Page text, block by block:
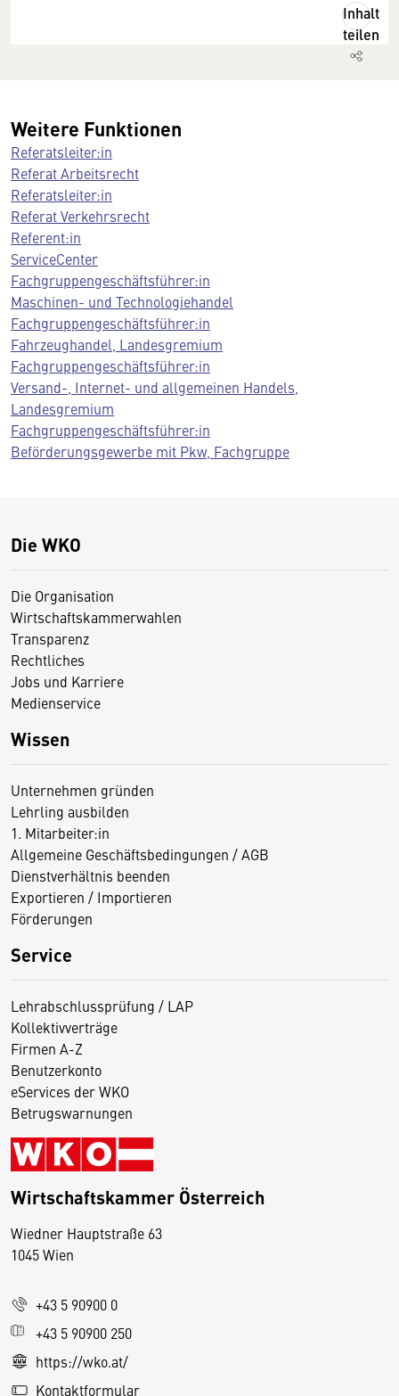
Inhalt
teilen
Weitere Funktionen
Referatsleiter:in
Referat Arbeitsrecht
Referatsleiter:in
Referat Verkehrsrecht
Referent:in
ServiceCenter
Fachgruppengeschäftsführer:in
Maschinen- und Technologiehandel
Fachgruppengeschäftsführer:in
Fahrzeughandel, Landesgremium
Fachgruppengeschäftsführer:in
Versand-, Internet- und allgemeinen Handels,
Landesgremium
Fachgruppengeschäftsführer:in
Beförderungsgewerbe mit Pkw, Fachgruppe
Die WKO
Die Organisation
Wirtschaftskammerwahlen
Transparenz
Rechtliches
Jobs und Karriere
Medienservice
Wissen
Unternehmen gründen
Lehrling ausbilden
1. Mitarbeiter:in
Allgemeine Geschäftsbedingungen / AGB
Dienstverhältnis beenden
Exportieren / Importieren
Förderungen
Service
Lehrabschlussprüfung / LAP
Kollektivverträge
Firmen A-Z
Benutzerkonto
eServices der WKO
Betrugswarnungen
Wirtschaftskammer Österreich
Wiedner Hauptstraße 63
1045 Wien
+43 5 90900 0
+43 5 90900 250
https://wko.at/
Kontaktformular
D
s
e
S
e